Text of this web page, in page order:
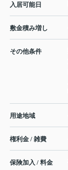
入居可能日
敷金積み増し
その他条件
用途地域
権利金 / 雑費
保険加入 / 料金